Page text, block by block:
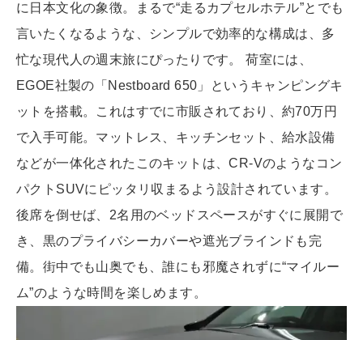
に日本文化の象徴。まるで“走るカプセルホテル”とでも
言いたくなるような、シンプルで効率的な構成は、多
忙な現代人の週末旅にぴったりです。 荷室には、
EGOE社製の「Nestboard 650」というキャンピングキ
ットを搭載。これはすでに市販されており、約70万円
で入手可能。マットレス、キッチンセット、給水設備
などが一体化されたこのキットは、CR-Vのようなコン
パクトSUVにピッタリ収まるよう設計されています。
後席を倒せば、2名用のベッドスペースがすぐに展開で
き、黒のプライバシーカバーや遮光ブラインドも完
備。街中でも山奥でも、誰にも邪魔されずに“マイルー
ム”のような時間を楽しめます。